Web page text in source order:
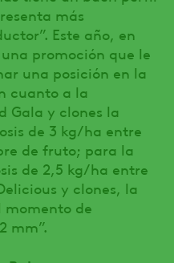
más
Este año, en
promoción que le
una posición en la
cuanto a la
Gala y clones la
de 3 kg/ha entre
de fruto; para la
de 2,5 kg/ha entre
y clones, la
momento de
mm”.